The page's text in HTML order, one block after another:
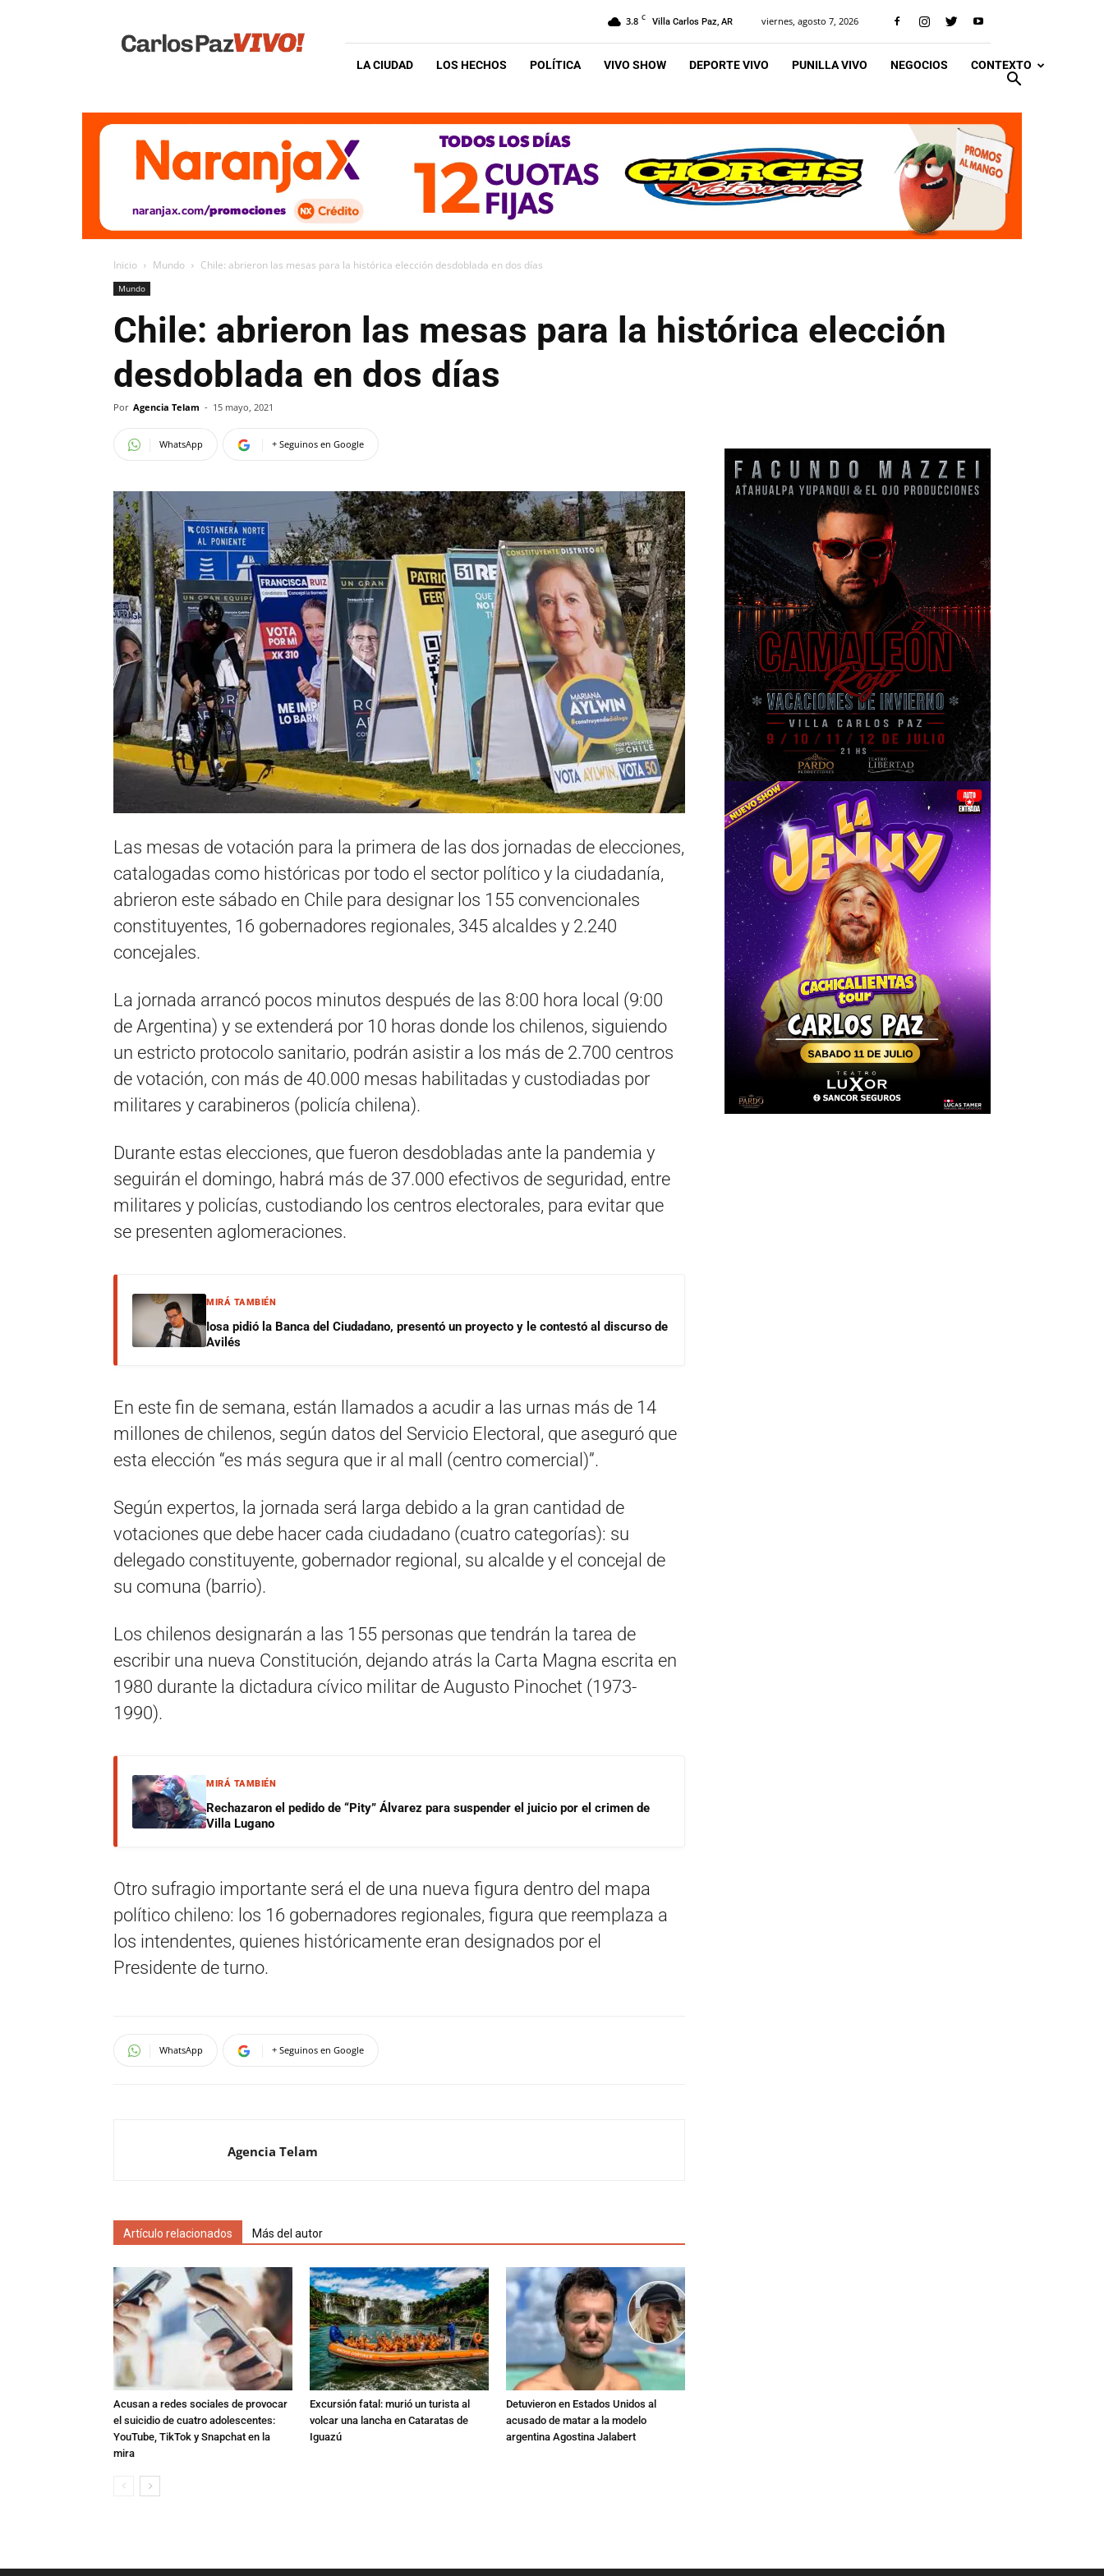
Vivo
3.8 C Villa Carlos Paz, AR viernes, agosto 7, 2026
LA CIUDAD LOS HECHOS POLÍTICA VIVO SHOW DEPORTE VIVO PUNILLA VIVO NEGOCIOS CONTEXTO
Inicio Mundo Chile: abrieron las mesas para la histórica elección desdoblada en dos días
Mundo
Chile: abrieron las mesas para la histórica elección
desdoblada en dos días
Por Agencia Telam - 15 mayo, 2021
WhatsApp + Seguinos en Google
Las mesas de votación para la primera de las dos jornadas de elecciones,
catalogadas como históricas por todo el sector político y la ciudadanía,
abrieron este sábado en Chile para designar los 155 convencionales
constituyentes, 16 gobernadores regionales, 345 alcaldes y 2.240
concejales.
La jornada arrancó pocos minutos después de las 8:00 hora local (9:00
de Argentina) y se extenderá por 10 horas donde los chilenos, siguiendo
un estricto protocolo sanitario, podrán asistir a los más de 2.700 centros
de votación, con más de 40.000 mesas habilitadas y custodiadas por
militares y carabineros (policía chilena).
Durante estas elecciones, que fueron desdobladas ante la pandemia y
seguirán el domingo, habrá más de 37.000 efectivos de seguridad, entre
militares y policías, custodiando los centros electorales, para evitar que
se presenten aglomeraciones.
MIRÁ TAMBIÉN
Iosa pidió la Banca del Ciudadano, presentó un proyecto y le contestó al discurso de
Avilés
En este fin de semana, están llamados a acudir a las urnas más de 14
millones de chilenos, según datos del Servicio Electoral, que aseguró que
esta elección “es más segura que ir al mall (centro comercial)”.
Según expertos, la jornada será larga debido a la gran cantidad de
votaciones que debe hacer cada ciudadano (cuatro categorías): su
delegado constituyente, gobernador regional, su alcalde y el concejal de
su comuna (barrio).
Los chilenos designarán a las 155 personas que tendrán la tarea de
escribir una nueva Constitución, dejando atrás la Carta Magna escrita en
1980 durante la dictadura cívico militar de Augusto Pinochet (1973-
1990).
MIRÁ TAMBIÉN
Rechazaron el pedido de “Pity” Álvarez para suspender el juicio por el crimen de
Villa Lugano
Otro sufragio importante será el de una nueva figura dentro del mapa
político chileno: los 16 gobernadores regionales, figura que reemplaza a
los intendentes, quienes históricamente eran designados por el
Presidente de turno.
WhatsApp + Seguinos en Google
Agencia Telam
Artículo relacionados Más del autor
Acusan a redes sociales de provocar
el suicidio de cuatro adolescentes:
YouTube, TikTok y Snapchat en la
mira
Excursión fatal: murió un turista al
volcar una lancha en Cataratas de
Iguazú
Detuvieron en Estados Unidos al
acusado de matar a la modelo
argentina Agostina Jalabert